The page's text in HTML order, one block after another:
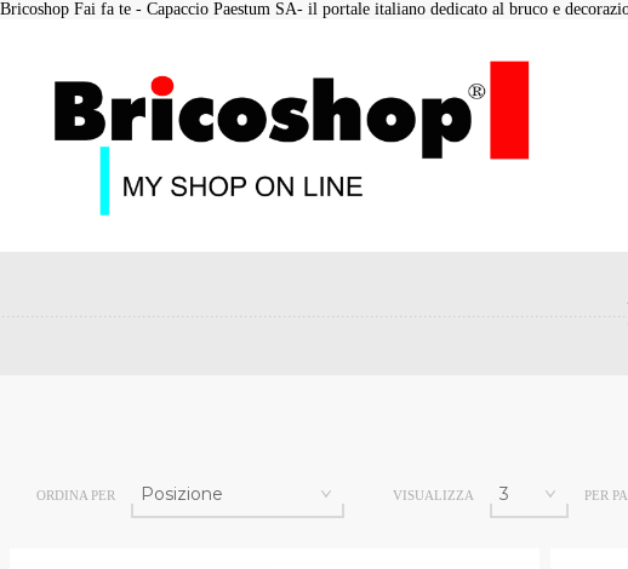
Bricoshop Fai fa te - Capaccio Paestum SA- il portale italiano dedicato al bruco e
ORDINA PER VISUALIZZA PER